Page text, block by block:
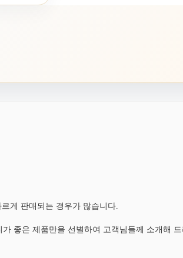
게 판매되는 경우가 많습니다.
좋은 제품만을 선별하여 고객님들께 소개해 드